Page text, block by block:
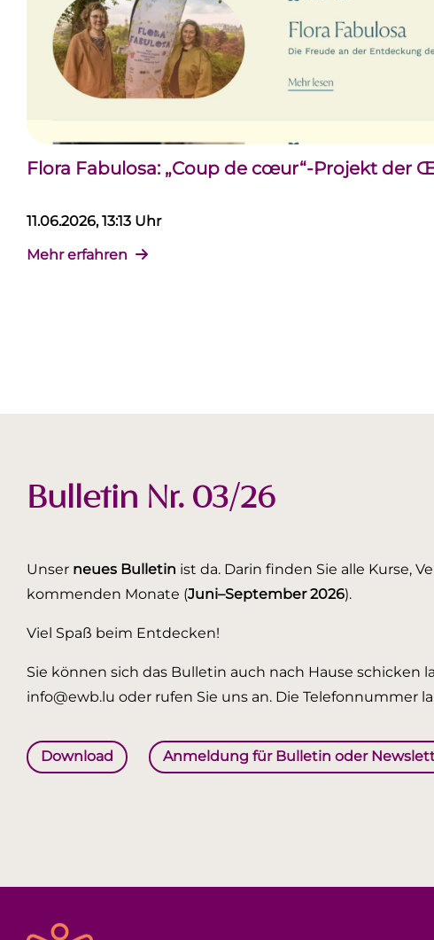
Flora Fabulosa: „Coup de cœur“-Projekt der
11.06.2026, 13:13 Uhr
Mehr erfahren
Bulletin Nr. 03/26
Unser neues Bulletin ist da. Darin finden Sie alle Kurse,
kommenden Monate (Juni–September 2026).
Viel Spaß beim Entdecken!
Sie können sich das Bulletin auch nach Hause schicken
info@ewb.lu oder rufen Sie uns an. Die Telefonnummer
Download Anmeldung für Bulletin oder